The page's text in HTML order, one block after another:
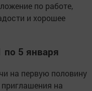
по работе,
и хорошее
по 5 января
на первую половину
на